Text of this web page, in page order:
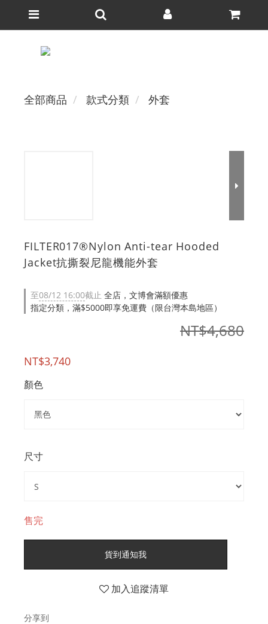
全部商品 款式分類 外套
FILTER017®Nylon Anti-tear Hooded
Jacket抗撕裂尼龍機能外套
至08/12 16:00截止 全店，文博會滿額優惠
指定分類，滿$5000即享免運費（限台灣本島地區）
NT$4,680
NT$3,740
顏色
尺寸
售完
貨到通知我
加入追蹤清單
分享到